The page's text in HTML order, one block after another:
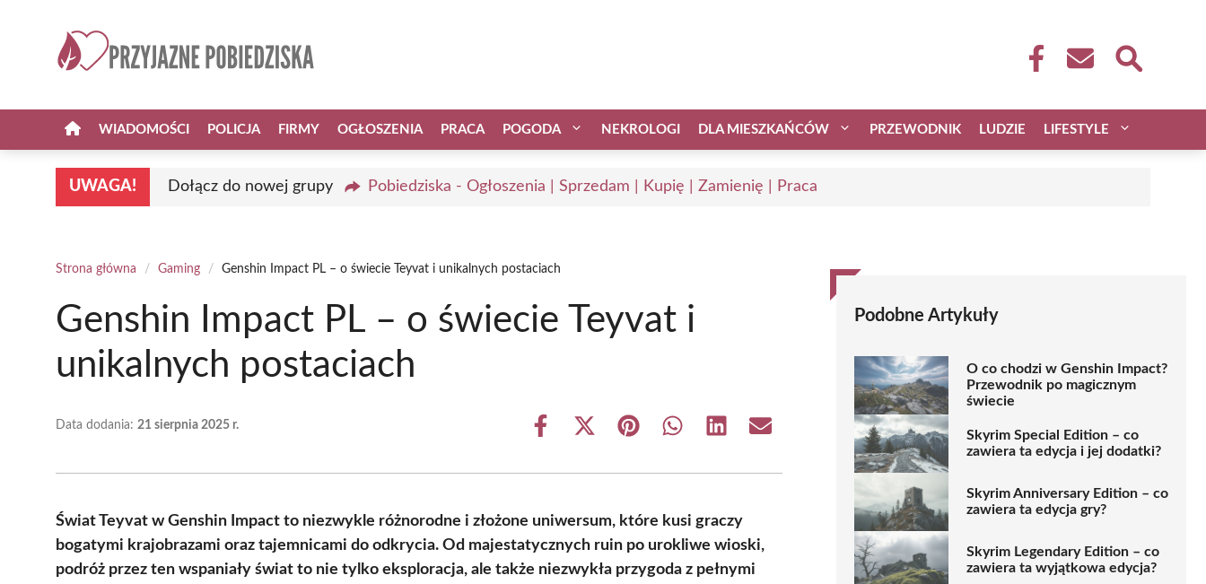
WIADOMOŚCI POLICJA FIRMY OGŁOSZENIA PRACA POGODA NEKROLOGI DLA MIESZKAŃCÓW PRZEWODNIK LUDZIE LIFESTYLE
UWAGA! Dołącz do nowej grupy Pobiedziska - Ogłoszenia | Sprzedam | Kupię | Zamienię | Praca
Strona główna / Gaming / Genshin Impact PL – o świecie Teyvat i unikalnych postaciach
Genshin Impact PL – o świecie Teyvat i
unikalnych postaciach
Data dodania: 21 sierpnia 2025 r.
Share
Share
(Twitter)
Share Share Share Share
Świat Teyvat w Genshin Impact to niezwykle różnorodne i złożone uniwersum, które kusi graczy
bogatymi krajobrazami oraz tajemnicami do odkrycia. Od majestatycznych ruin po urokliwe wioski,
podróż przez ten wspaniały świat to nie tylko eksploracja, ale także niezwykła przygoda z pełnymi
Podobne Artykuły
O co chodzi w Genshin Impact?
Przewodnik po magicznym
świecie
Skyrim Special Edition – co
zawiera ta edycja i jej dodatki?
Skyrim Anniversary Edition – co
zawiera ta edycja gry?
Skyrim Legendary Edition – co
zawiera ta wyjątkowa edycja?